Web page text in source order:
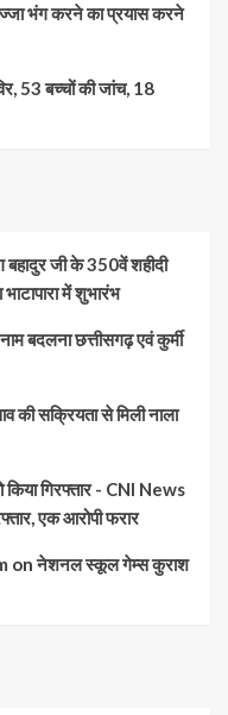
भंग करने का प्रयास करने
53 बच्चों की जांच, 18
बहादुर जी के 350वें शहीदी
में शुभारंभ
बदलना छत्तीसगढ़ एवं कुर्मी
की सक्रियता से मिली नाला
किया गिरफ्तार - CNI News
एक आरोपी फरार
onनेशनल स्कूल गेम्स कुराश